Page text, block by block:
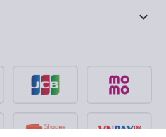
keyboard_arrow_down